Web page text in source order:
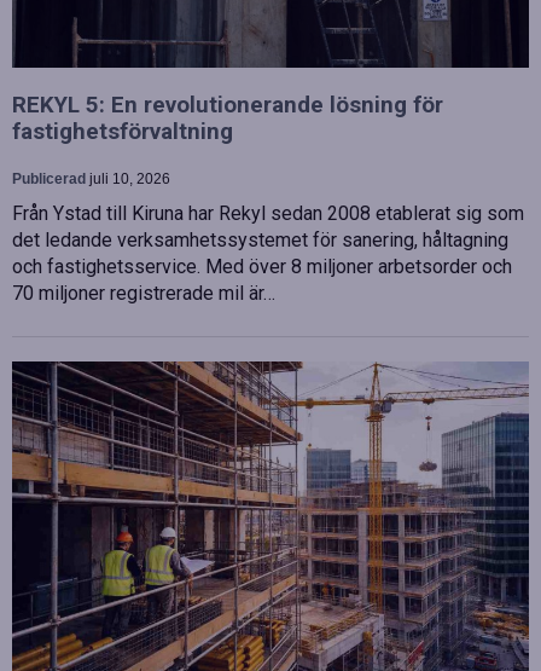
REKYL 5: En revolutionerande lösning för
fastighetsförvaltning
Publicerad juli 10, 2026
Från Ystad till Kiruna har Rekyl sedan 2008 etablerat sig som
det ledande verksamhetssystemet för sanering, håltagning
och fastighetsservice. Med över 8 miljoner arbetsorder och
70 miljoner registrerade mil är…